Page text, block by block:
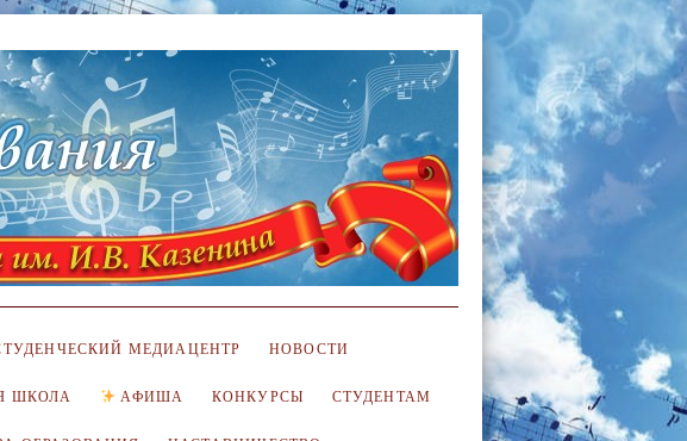
МЕДИАЦЕНТР НОВОСТИ
ШКОЛА АФИША КОНКУРСЫ СТУДЕНТАМ